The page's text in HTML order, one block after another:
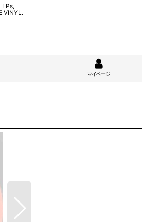
LPs,
VINYL.
マイページ